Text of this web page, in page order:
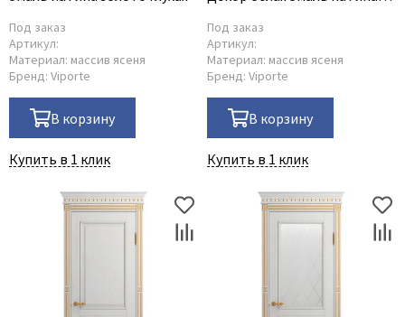
Под заказ
Артикул:
Материал: массив ясеня
Бренд: Viporte
В корзину
Купить в 1 клик
Под заказ
Артикул:
Материал: массив ясеня
Бренд: Viporte
В корзину
Купить в 1 клик